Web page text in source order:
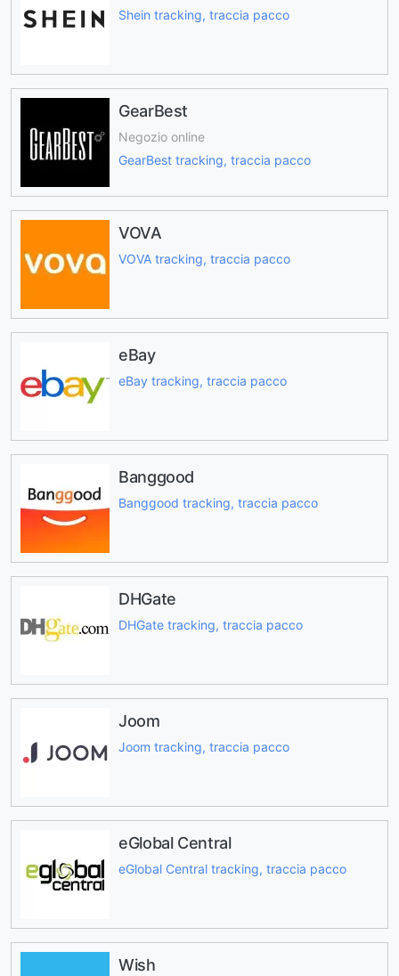
Shein tracking, traccia pacco
GearBest
Negozio online
GearBest tracking, traccia pacco
VOVA
VOVA tracking, traccia pacco
eBay
eBay tracking, traccia pacco
Banggood
Banggood tracking, traccia pacco
DHGate
DHGate tracking, traccia pacco
Joom
Joom tracking, traccia pacco
eGlobal Central
eGlobal Central tracking, traccia pacco
Wish